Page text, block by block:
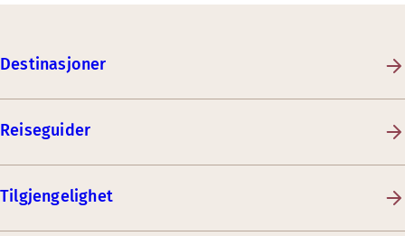
Destinasjoner
Reiseguider
Tilgjengelighet